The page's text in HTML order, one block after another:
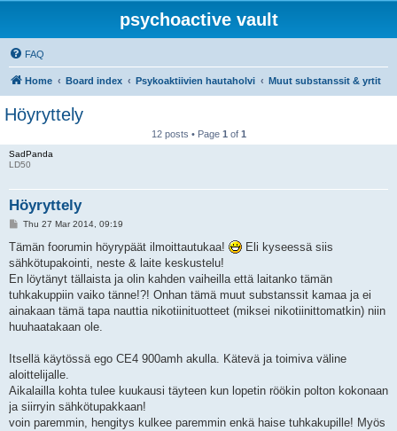
psychoactive vault
FAQ
Home Board index Psykoaktiivien hautaholvi Muut substanssit & yrtit
Höyryttely
12 posts • Page 1 of 1
SadPanda
LD50
Höyryttely
P
s
Thu 27 Mar 2014, 09:19
Tämän foorumin höyrypäät ilmoittautukaa!
Eli kyseessä siis
sähkötupakointi, neste & laite keskustelu!
En löytänyt tällaista ja olin kahden vaiheilla että laitanko tämän
tuhkakuppiin vaiko tänne!?! Onhan tämä muut substanssit kamaa ja ei
ainakaan tämä tapa nauttia nikotiinituotteet (miksei nikotiinittomatkin) niin
huuhaatakaan ole.
Itsellä käytössä ego CE4 900amh akulla. Kätevä ja toimiva väline
aloittelijalle.
Aikalailla kohta tulee kuukausi täyteen kun lopetin röökin polton kokonaan
ja siirryin sähkötupakkaan!
voin paremmin, hengitys kulkee paremmin enkä haise tuhkakupille! Myös